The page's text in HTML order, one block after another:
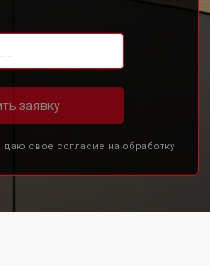
заявку
даю свое согласие на обработку